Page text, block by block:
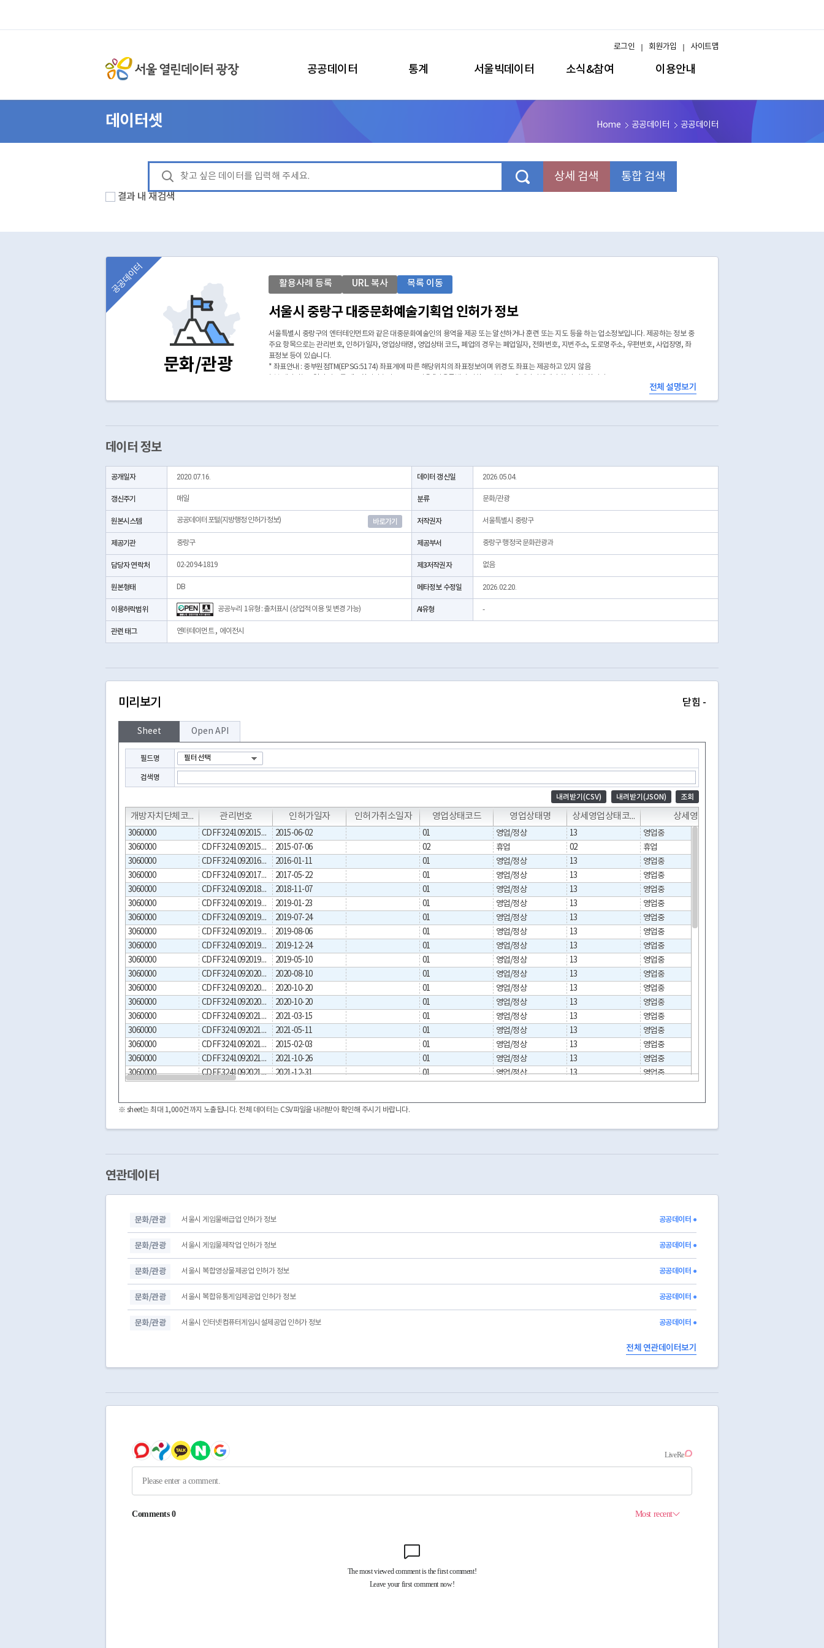
공공데이터 통계 서울빅데이터 소식&참여 이용안내
로그인 회원가입 사이트맵
데이터셋 Home 공공데이터 공공데이터
상세 검색 통합 검색
결과 내 재검색
문화/관광
공공데이터 활용사례 등록 URL 복사 목록 이동
서울시 중랑구 대중문화예술기획업 인허가 정보
서울특별시 중랑구의 엔터테인먼트와 같은 대중문화예술인의 용역을 제공 또는 알선하거나 훈련 또는 지도 등을 하는 업소정보입니다. 제공하는 정보 중
주요 항목으로는 관리번호, 인허가일자, 영업상태명, 영업상태 코드, 폐업의 경우는 폐업일자, 전화번호, 지번주소, 도로명주소, 우편번호, 사업장명, 좌
표정보 등이 있습니다.
* 좌표안내 : 중부원점TM(EPSG:5174) 좌표계에 따른 해당위치의 좌표정보이며 위경도 좌표는 제공하고 있지 않음
전체 설명보기
데이터 정보
공개일자 2020.07.16. 데이터 갱신일 2026.05.04.
갱신주기 매일 분류 문화/관광
원본시스템 공공데이터포털(지방행정 인허가정보) 바로가기 저작권자 서울특별시 중랑구
제공기관 중랑구 제공부서 중랑구 행정국 문화관광과
담당자 연락처 02-2094-1819 제3저작권자 없음
원본형태 DB 메타정보 수정일 2026.02.20.
이용허락범위 공공누리 1유형 : 출처표시 (상업적 이용 및 변경 가능) AI유형 -
관련 태그 엔터테이먼트, 에이전시
미리보기 닫힘 -
Sheet Open API
필드명
검색명
내려받기(CSV) 내려받기(JSON) 조회
개방자치단체코드 관리번호 인허가일자 인허가취소일자 영업상태코드 영업상태명 상세영업상태코드 상세영업상태명
T T T
3060000 CDFF3241092015000001 2015-06-02 01 영업/정상 13
영업중
3060000
CDFF3241092015000002 2015-07-06 02 휴업 02
휴업
3060000
CDFF3241092016000001 2016-01-11 01 영업/정상 13
영업중
3060000
CDFF3241092017000001 2017-05-22 01 영업/정상 13
영업중
3060000
CDFF3241092018000002 2018-11-07 01 영업/정상 13
영업중
3060000
CDFF3241092019000001 2019-01-23 01 영업/정상 13
영업중
3060000
CDFF3241092019000002 2019-07-24 01 영업/정상 13
영업중
3060000
CDFF3241092019000003 2019-08-06 01 영업/정상 13
영업중
3060000
CDFF3241092019000005 2019-12-24 01 영업/정상 13
영업중
3060000
CDFF3241092019000006 2019-05-10 01 영업/정상 13
영업중
3060000
CDFF3241092020000001 2020-08-10 01 영업/정상 13
영업중
3060000
CDFF3241092020000002 2020-10-20 01 영업/정상 13
영업중
3060000
CDFF3241092020000003 2020-10-20 01 영업/정상 13
영업중
3060000
CDFF3241092021000002 2021-03-15 01 영업/정상 13
영업중
3060000
CDFF3241092021000003 2021-05-11 01 영업/정상 13
영업중
3060000
CDFF3241092021000005 2015-02-03 01 영업/정상 13
영업중
3060000
CDFF3241092021000006 2021-10-26 01 영업/정상 13
영업중
3060000
CDFF3241092021000008 2021-12-31 01 영업/정상 13
영업중
3060000
CDFF3241092022000002 2022-10-13 01 영업/정상 13
영업중
3060000
CDFF3241092023000001 2015-12-14
3060000
CDFF3241092023000002 2023-09-08 01 영업/정상 13
영업중
3060000
CDFF3241092024000002 2024-05-24 01 영업/정상 13
영업중
3060000
3060000
CDFF3241092021000001 2021-02-15
3060000
CDFF3241092021000004 2021-07-13
※ sheet는 최대 1,000건까지 노출됩니다. 전체 데이터는 CSV파일을 내려받아 확인해 주시기 바랍니다.
연관데이터
문화/관광 서울시 게임물배급업 인허가 정보 공공데이터 ●
문화/관광 서울시 게임물제작업 인허가 정보 공공데이터 ●
문화/관광 서울시 복합영상물제공업 인허가 정보 공공데이터 ●
문화/관광 서울시 복합유통게임제공업 인허가 정보 공공데이터 ●
문화/관광 서울시 인터넷컴퓨터게임시설제공업 인허가 정보 공공데이터 ●
전체 연관데이터보기